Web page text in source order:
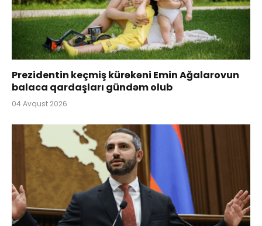
Prezidentin keçmiş kürəkəni Emin Ağalarovun
balaca qardaşları gündəm olub
04 Avqust 2026